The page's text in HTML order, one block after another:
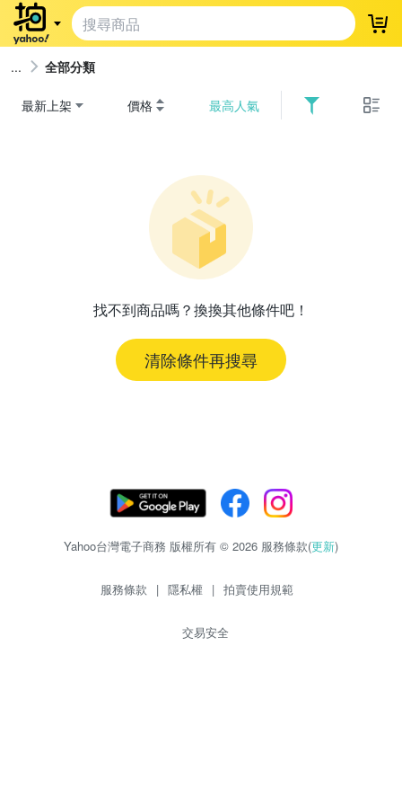
登
全部分類
最新上架 價格 最高人氣
找不到商品嗎？換換其他條件吧！
清除條件再搜尋
Yahoo台灣電子商務 版權所有 © 2026 服務條款(更新)
服務條款 | 隱私權 | 拍賣使用規範
交易安全